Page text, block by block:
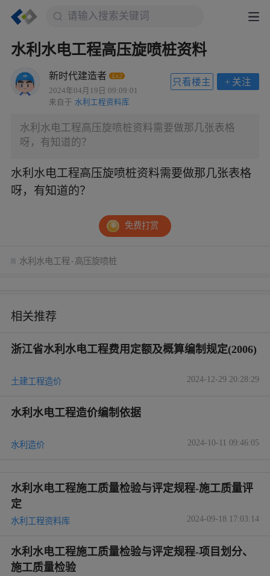
水利水电工程高压旋喷桩资料
新时代建造者 Lv.2
2024年04月19日 09:09:01
来自于 水利工程资料库
+ 关注
只看楼主
水利水电工程高压旋喷桩资料需要做那几张表格
呀，有知道的？
水利水电工程高压旋喷桩资料需要做那几张表格
呀，有知道的？
免费打赏
水利水电工程 高压旋喷桩
相关推荐
浙江省水利水电工程费用定额及概算编制规定(2006)
土建工程造价 2024-12-29 20:28:29
水利水电工程造价编制依据
水利造价 2024-10-11 09:46:05
水利水电工程施工质量检验与评定规程-施工质量评
定
水利工程资料库 2024-09-18 17:03:14
水利水电工程施工质量检验与评定规程-项目划分、
施工质量检验